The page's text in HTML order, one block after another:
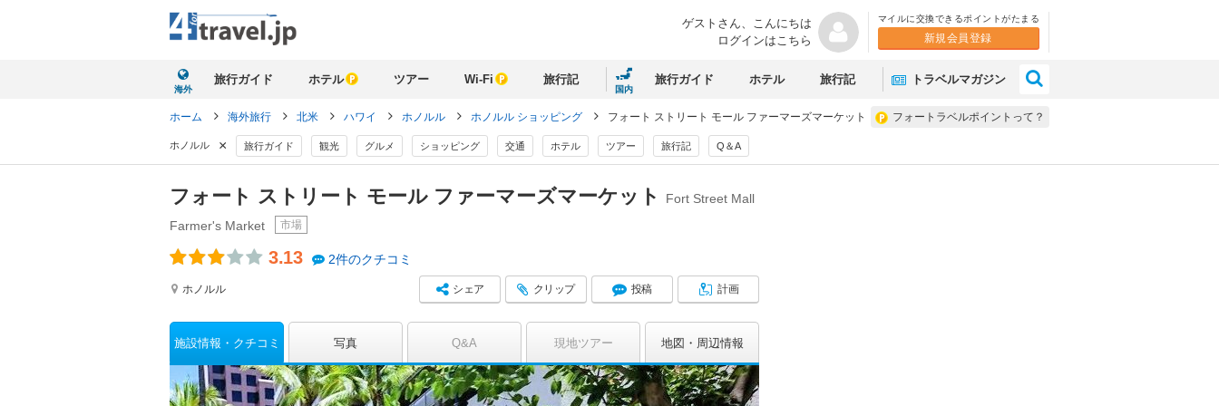
ゲストさん、 こんにちは
ログインはこちら
マイルに交換できるポイントがたまる
新規会員登録
海外
旅行ガイド ホテル ツアー Wi-Fi 旅行記
国内
旅行ガイド ホテル 旅行記 トラベルマガジン
フォートラベルポイントって？
ホーム 海外旅行 北米 ハワイ ホノルル ホノルル ショッピング フォート ストリート モール ファーマーズマーケット
ホノルル × 旅行ガイド 観光 グルメ ショッピング 交通 ホテル ツアー 旅行記 Q＆A
フォート ストリート モール ファーマーズマーケット
Fort Street Mall
Farmer's Market
市場
3.13 2件のクチコミ
ホノルル シェア クリップ 投稿 計画
施設情報 クチコミ 写真 Q&A 現地ツアー 地図 周辺情報